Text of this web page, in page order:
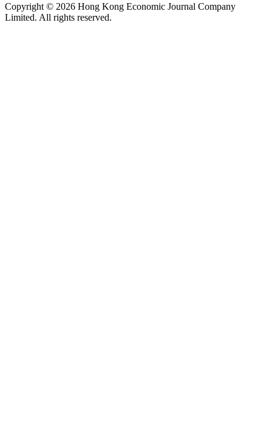
Copyright © 2026 Hong Kong Economic Journal Company
Limited. All rights reserved.